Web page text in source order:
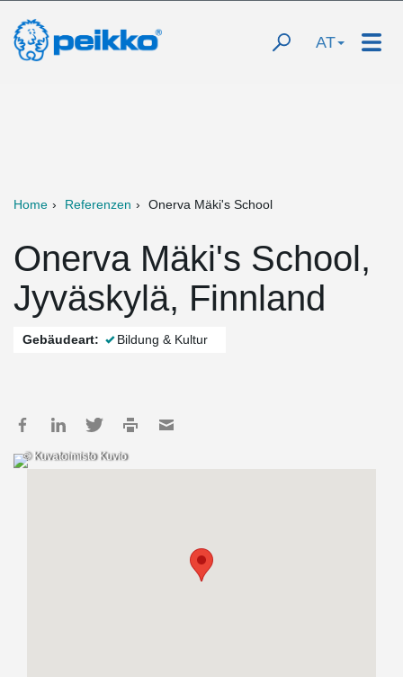
AT
Home Referenzen Onerva Mäki's School
Onerva Mäki's School,
Jyväskylä, Finnland
Gebäudeart: Bildung & Kultur
© Kuvatoimisto Kuvio